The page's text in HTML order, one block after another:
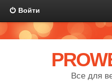
Войти
Все для